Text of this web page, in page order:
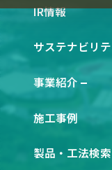
社長メッセー
会社概要
会社沿革
役員一覧
経営理念
事業所一覧
IR情報
サステナビリ
サステナビ
E 環境
S 社会
事業紹介
事業紹介 TOP
工事事業
製品事業
施工事例
製品・工法検索